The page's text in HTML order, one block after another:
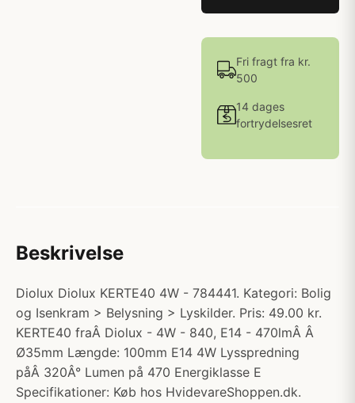
Fri fragt fra kr.
500
14 dages
fortrydelsesret
Beskrivelse
Diolux Diolux KERTE40 4W - 784441. Kategori: Bolig
og Isenkram > Belysning > Lyskilder. Pris: 49.00 kr.
KERTE40 fraÂ Diolux - 4W - 840, E14 - 470lmÂ Â
Ø35mm Længde: 100mm E14 4W Lysspredning
påÂ 320Â° Lumen på 470 Energiklasse E
Specifikationer: Køb hos HvidevareShoppen.dk.